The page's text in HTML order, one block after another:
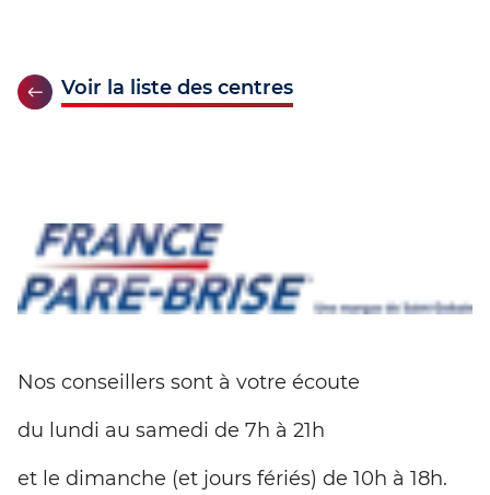
Voir la liste des centres
Nos conseillers sont à votre écoute
du lundi au samedi de 7h à 21h
et le dimanche (et jours fériés) de 10h à 18h.